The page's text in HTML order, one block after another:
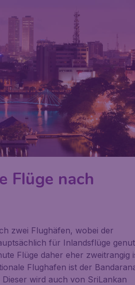
Flüge nach
zwei Flughäfen, wobei der
für Inlandsflüge
Flüge daher eher zweitrangig
Flughafen ist der
wird auch von SriLankan